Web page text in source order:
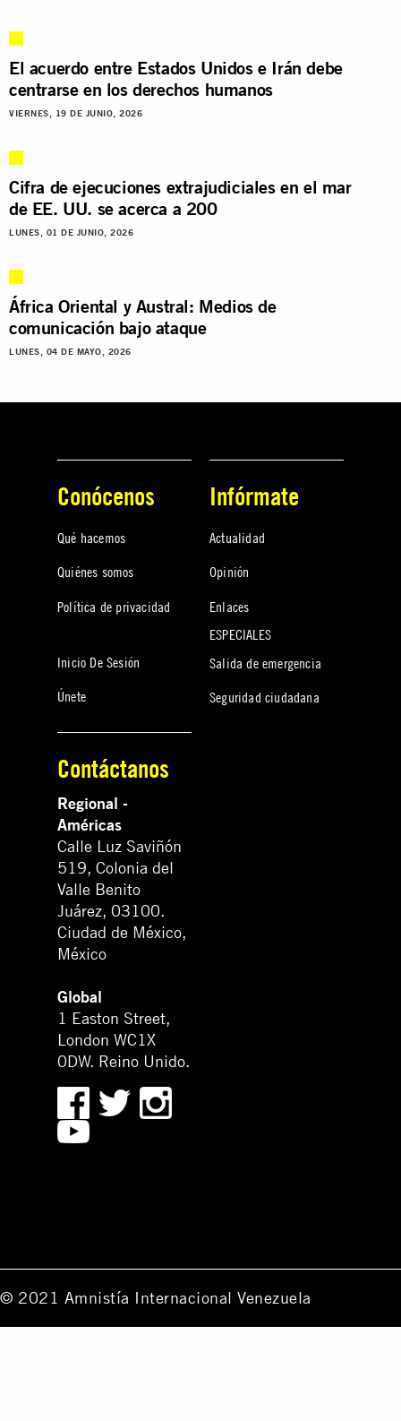
El acuerdo entre Estados Unidos e Irán debe
centrarse en los derechos humanos
VIERNES, 19 DE JUNIO, 2026
Cifra de ejecuciones extrajudiciales en el mar
de EE. UU. se acerca a 200
LUNES, 01 DE JUNIO, 2026
África Oriental y Austral: Medios de
comunicación bajo ataque
LUNES, 04 DE MAYO, 2026
Conócenos
Qué hacemos
Quiénes somos
Política de privacidad
Inicio De Sesión
Únete
Infórmate
Actualidad
Opinión
Enlaces
ESPECIALES
Salida de emergencia
Seguridad ciudadana
Contáctanos
Regional -
Américas
Calle Luz Saviñón
519, Colonia del
Valle Benito
Juárez, 03100.
Ciudad de México,
México
Global
1 Easton Street,
London WC1X
0DW. Reino Unido.
© 2021 Amnistía Internacional Venezuela